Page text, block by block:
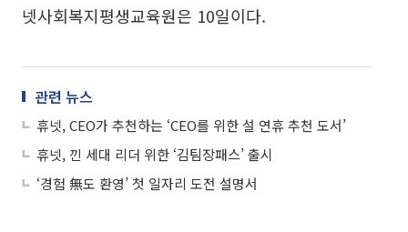
넷사회복지평생교육원은 10일이다.
관련 뉴스
휴넷, CEO가 추천하는 ‘CEO를 위한 설 연휴 추천 도서’
휴넷, 낀 세대 리더 위한 ‘김팀장패스’ 출시
‘경험 無도 환영’ 첫 일자리 도전 설명서